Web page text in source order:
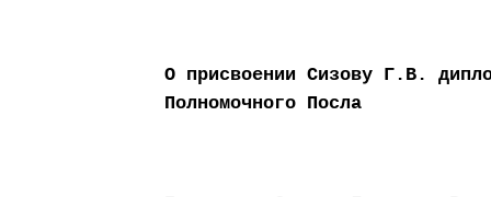
О присвоении Сизову Г.В.
Полномочного Посла